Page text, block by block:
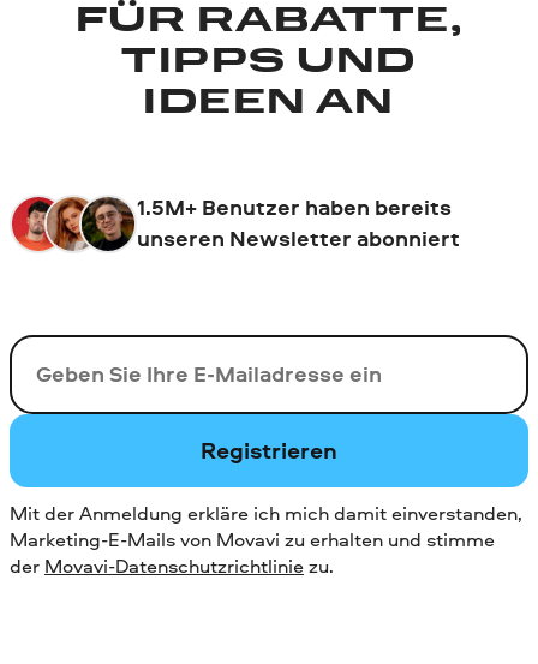
FÜR RABATTE,
TIPPS UND
IDEEN AN
1.5M+ Benutzer haben bereits
unseren Newsletter abonniert
Ihre E-Mail-Addresse
Registrieren
Mit der Anmeldung erkläre ich mich damit einverstanden,
Marketing-E-Mails von Movavi zu erhalten und stimme
der Movavi-Datenschutzrichtliniezu.